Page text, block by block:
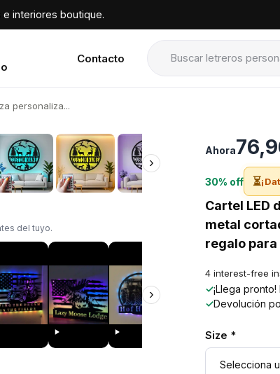
interiores boutique.
Contacto
personaliza...
›
›
del tuyo.
›
Ahora
30% off ⏳
Cartel LED
metal
regalo
4 interest-free
✓¡Llega
✓Devolución
Size *